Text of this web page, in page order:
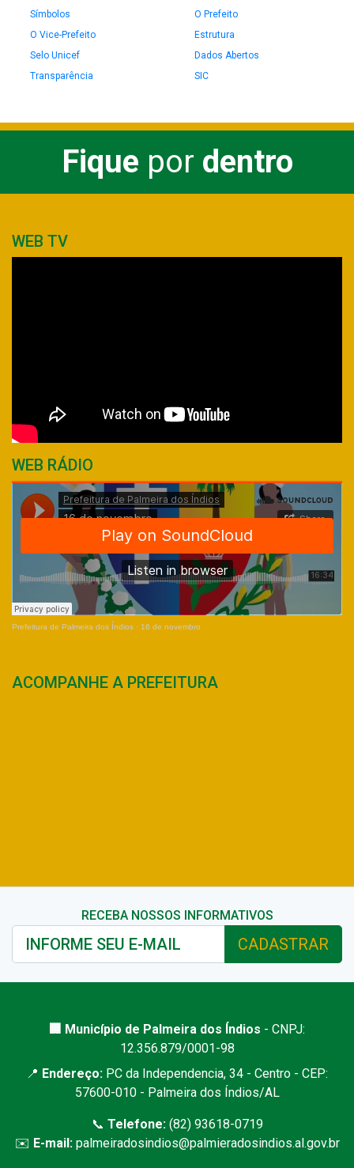
Símbolos
O Prefeito
O Vice-Prefeito
Estrutura
Selo Unicef
Dados Abertos
Transparência
SIC
Fique por dentro
WEB TV
WEB RÁDIO
Prefeitura de Palmeira dos Índios · 16 de novembro
ACOMPANHE A PREFEITURA
RECEBA NOSSOS INFORMATIVOS
CADASTRAR
🏢 Município de Palmeira dos Índios - CNPJ:
12.356.879/0001-98
📍 Endereço: PC da Independencia, 34 - Centro - CEP:
57600-010 - Palmeira dos Índios/AL
📞 Telefone:(82) 93618-0719
✉️ E-mail: palmeiradosindios@palmieradosindios.al.gov.br